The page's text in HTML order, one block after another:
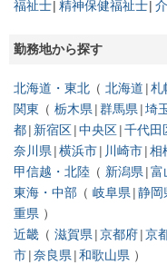
福祉士 精神保健福祉士
勤務地から探す
北海道・東北 北海道 札
関東
栃木県 群馬県 埼
都 新宿区 中央区 千代田
奈川県 横浜市 川崎市 相
甲信越・北陸
新潟県 富
東海・中部
岐阜県 静岡
重県
近畿
滋賀県 京都府 京
市 奈良県 和歌山県